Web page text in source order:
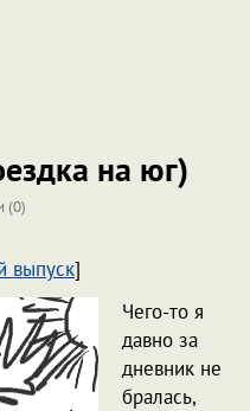
на юг)
(0)
выпуск]
Чего-то я
давно за
дневник не
бралась,